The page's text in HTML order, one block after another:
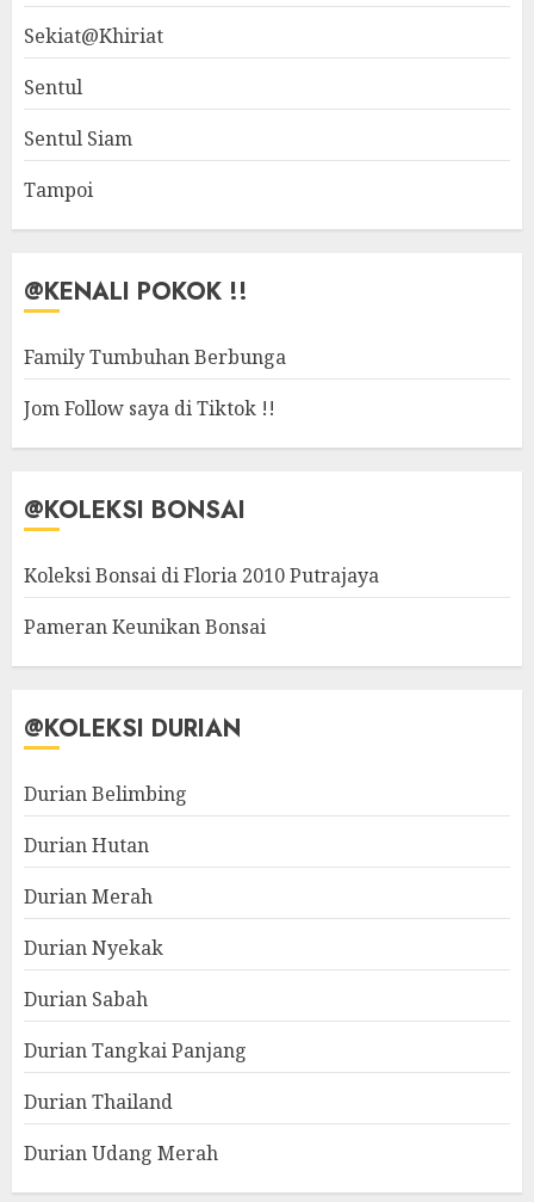
Sekiat@Khiriat
Sentul
Sentul Siam
Tampoi
@KENALI POKOK !!
Family Tumbuhan Berbunga
Jom Follow saya di Tiktok !!
@KOLEKSI BONSAI
Koleksi Bonsai di Floria 2010 Putrajaya
Pameran Keunikan Bonsai
@KOLEKSI DURIAN
Durian Belimbing
Durian Hutan
Durian Merah
Durian Nyekak
Durian Sabah
Durian Tangkai Panjang
Durian Thailand
Durian Udang Merah